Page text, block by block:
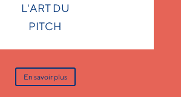
L'ART DU
PITCH
En savoir plus